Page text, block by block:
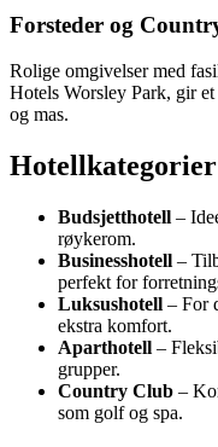
Forsteder og
Rolige omgivelser med
Hotels Worsley Park, gir
og mas.
Budsjetthotell –
røykerom.
Businesshotell –
perfekt for
Luksushotell – For
ekstra komfort.
Aparthotell –
grupper.
Country Club –
som golf og spa.